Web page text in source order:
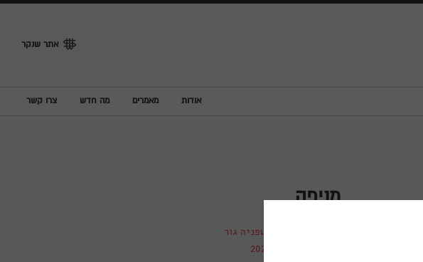
אתר שנקר
אודות מאמרים מה חדש צרו קשר
מניפה
סטפניה גור
2020